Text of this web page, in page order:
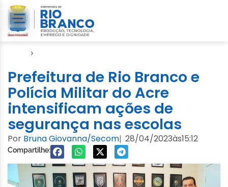
›
Prefeitura de Rio Branco e
Polícia Militar do Acre
intensificam ações de
segurança nas escolas
Por Bruna Giovanna/Secom| 28/04/2023às15:12
Compartilhe: